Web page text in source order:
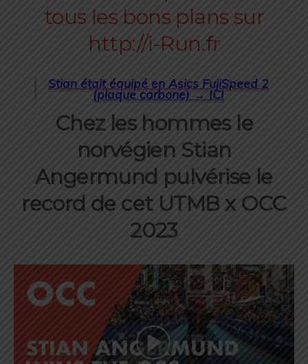
Stian était équipé en Asics FujiSpeed 2
(plaque carbone) →ICI
Chez les hommes le
norvégien Stian
Angermund pulvérise le
record de cet UTMB x OCC
2023